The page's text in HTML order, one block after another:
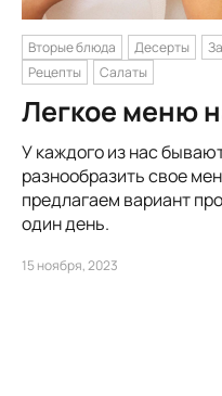
Вторые блюда Десерты
Рецепты
Салаты
Легкое меню
У каждого из нас
разнообразить свое
предлагаем вариант
один день.
15 ноября, 2023